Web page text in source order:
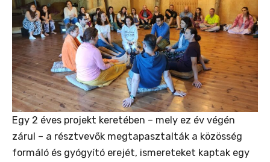
Egy 2 éves projekt keretében – mely ez év végén
zárul – a résztvevők megtapasztalták a közösség
formáló és gyógyító erejét, ismereteket kaptak egy